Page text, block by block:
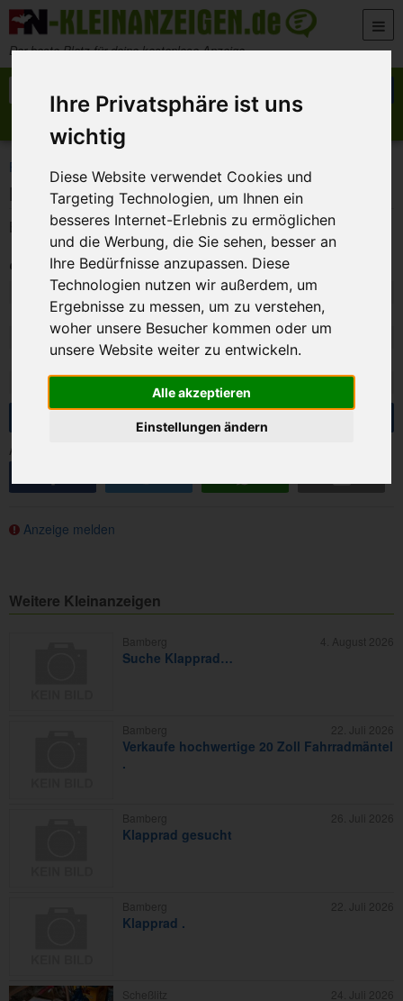
Ihre Privatsphäre ist uns
wichtig
Diese Website verwendet Cookies und
Targeting Technologien, um Ihnen ein
besseres Internet-Erlebnis zu ermöglichen
und die Werbung, die Sie sehen, besser an
Ihre Bedürfnisse anzupassen. Diese
Technologien nutzen wir außerdem, um
Ergebnisse zu messen, um zu verstehen,
woher unsere Besucher kommen oder um
unsere Website weiter zu entwickeln.
Alle akzeptieren
Einstellungen ändern
Zum Inhalt springen
Der beste Platz für deine kostenlose Anzeige
Anzeige aufgeben
FN-Kleinanzeigen Marktplatz Fahrräder Klapprad
Klapprad
Bitte alles anbieten . 0176/31676964
Private Anzeige
Gesuch
96052 - Bamberg
Datum:
6. Juli 2026 5:45
Kategorie:
Fahrräder
Besucher:
98
Anfrage senden
Anzeige teilen:
Anzeige melden
Weitere Kleinanzeigen
Suche Klapprad…
Verkaufe hochwertige 20 Zoll Fahrradmäntel
.
Klapprad gesucht
Klapprad .